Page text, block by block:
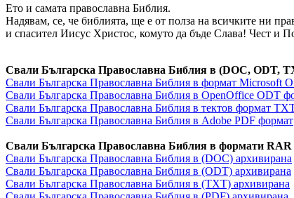
Ето и самата православна Библия.
Надявам, се, че библията, ще е от полза на всичките ни
и спасител Иисус Христос, комуто да бъде Слава! Чест
Свали Българска Православна Библия в (DOC, ODT,
Свали Българска Православна Библия в формат Microsoft
Свали Българска Православна Библия в OpenOffice ODT
Свали Българска Православна Библия в тектов формат
Свали Българска Православна Библия в Adobe PDF формат
Свали Българска Православна Библия в формати
Свали Българска Православна Библия в (DOC) архивирана
Свали Българска Православна Библия в (ODT) архивирана
Свали Българска Православна Библия в (TXT) архивирана